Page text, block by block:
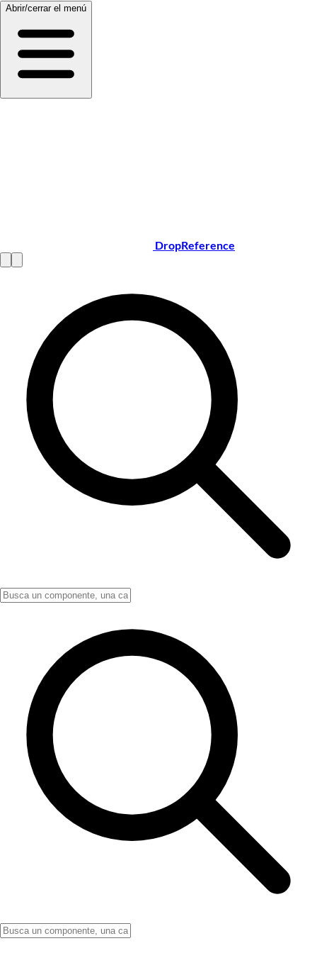
Abrir/cerrar el menú
DropReference